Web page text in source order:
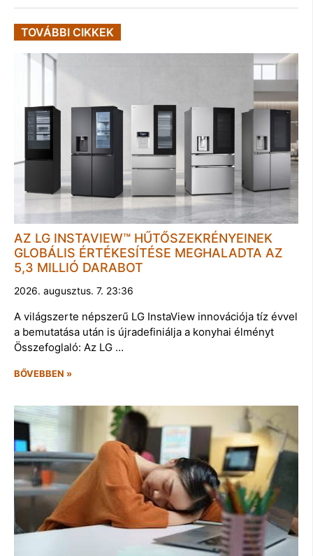
TOVÁBBI CIKKEK
AZ LG INSTAVIEW™ HŰTŐSZEKRÉNYEINEK
GLOBÁLIS ÉRTÉKESÍTÉSE MEGHALADTA AZ
5,3 MILLIÓ DARABOT
2026. augusztus. 7. 23:36
A világszerte népszerű LG InstaView innovációja tíz évvel
a bemutatása után is újradefiniálja a konyhai élményt
Összefoglaló: Az LG …
BŐVEBBEN »